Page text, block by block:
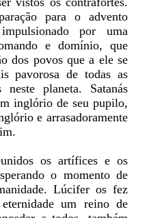
para o advento
por uma
e domínio, que
dos povos que a ele se
pavorosa de todas as
planeta. Satanás
inglório de seu pupilo,
e arrasadoramente
os artífices e os
o momento de
Lúcifer os fez
um reino de